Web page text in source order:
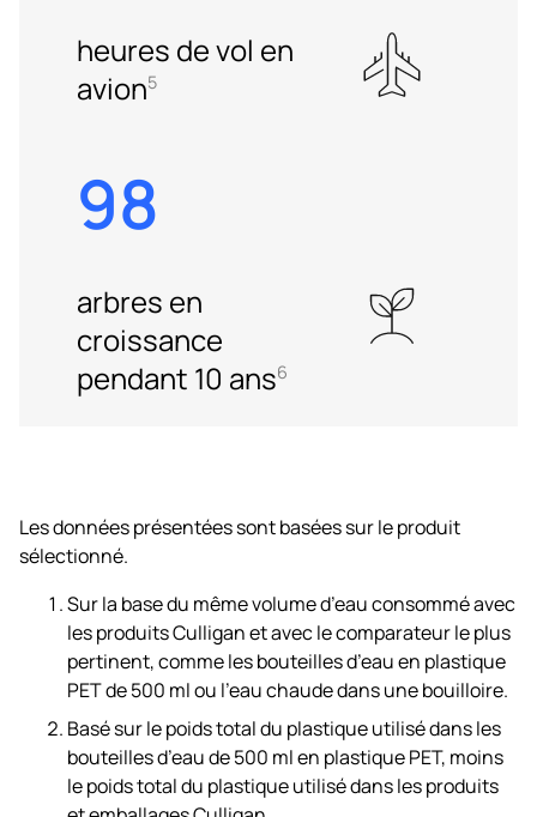
heures de vol en
avion5
98
arbres en
croissance
pendant 10 ans6
Les données présentées sont basées sur le produit
sélectionné.
Sur la base du même volume d’eau consommé avec
les produits Culligan et avec le comparateur le plus
pertinent, comme les bouteilles d’eau en plastique
PET de 500 ml ou l’eau chaude dans une bouilloire.
Basé sur le poids total du plastique utilisé dans les
bouteilles d’eau de 500 ml en plastique PET, moins
le poids total du plastique utilisé dans les produits